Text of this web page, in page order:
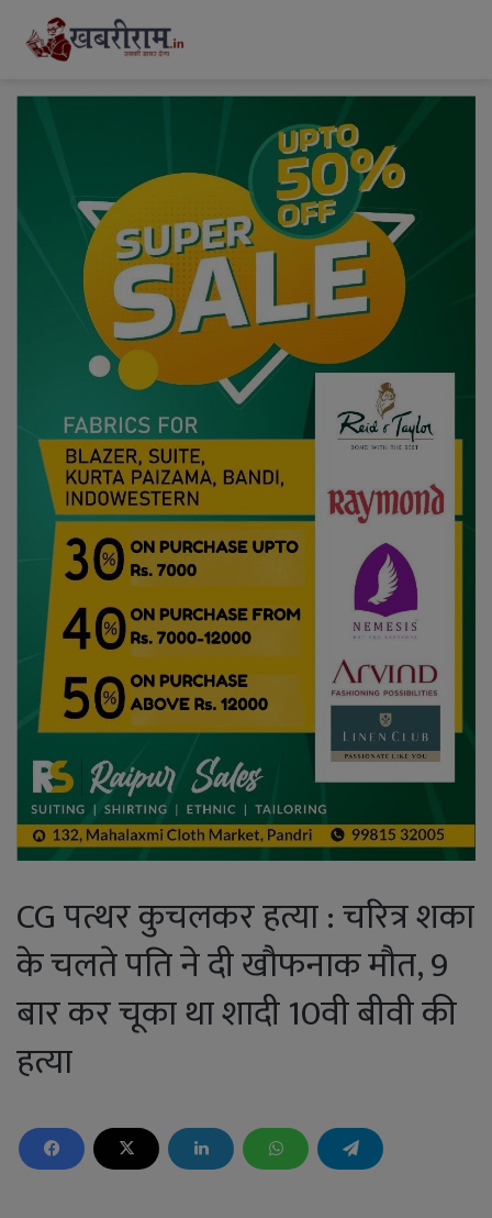
CG पत्थर कुचलकर हत्या : चरित्र शका
के चलते पति ने दी खौफनाक मौत, 9
बार कर चूका था शादी 10वी बीवी की
हत्या